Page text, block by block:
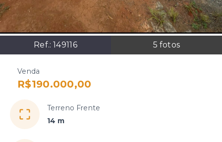
Ref.:149116 5 fotos
Venda
R$190.000,00
Terreno Frente
14 m